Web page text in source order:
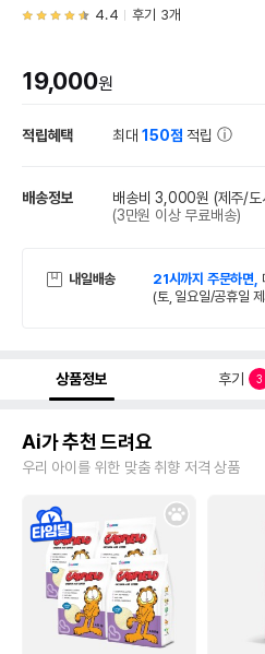
4.4 후기 3개
19,000원
적립혜택 최대150점 적립
배송정보 배송비 3,000원 (제주/도
(3만원 이상 무료배송)
내일배송 21시까지 주문하면,
(토, 일요일/공휴일
상품정보 후기 3
Ai가 추천 드려요
우리 아이를 위한 맞춤 취향 저격 상품